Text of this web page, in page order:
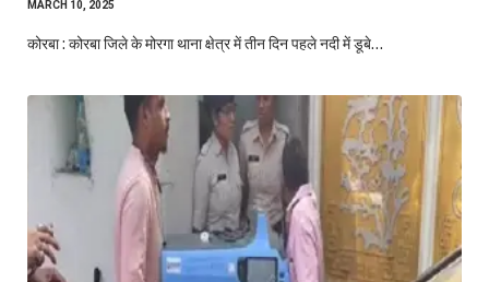
MARCH 10, 2025
कोरबा : कोरबा जिले के मोरगा थाना क्षेत्र में तीन दिन पहले नदी में डूबे…